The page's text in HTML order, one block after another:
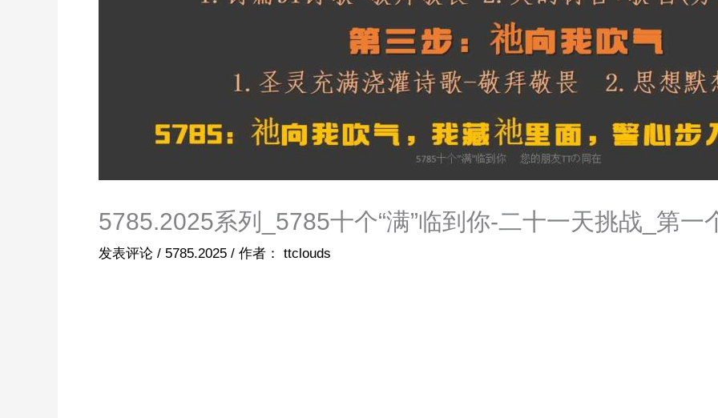
5785.2025系列_5785十个“满”临到你-二十一天挑战_第一
发表评论 / 5785.2025 / 作者： ttclouds